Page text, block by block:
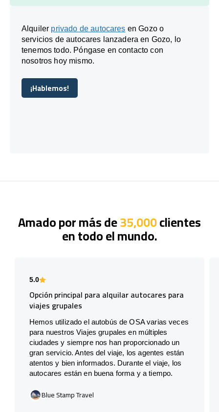
Alquiler privado de autocares en Gozo o
servicios de autocares lanzadera en Gozo, lo
tenemos todo. Póngase en contacto con
nosotros hoy mismo.
¡Hablemos!
¡Hablemos!
Amado por más de35,000clientes
en todo el mundo.
5.0
Opción principal para alquilar autocares para
viajes grupales
Hemos utilizado el autobús de OSA varias veces
para nuestros Viajes grupales en múltiples
ciudades y siempre nos han proporcionado un
gran servicio. Antes del viaje, los agentes están
atentos y bien informados. Durante el viaje, los
autocares están en buena forma y a tiempo.
Blue Stamp Travel